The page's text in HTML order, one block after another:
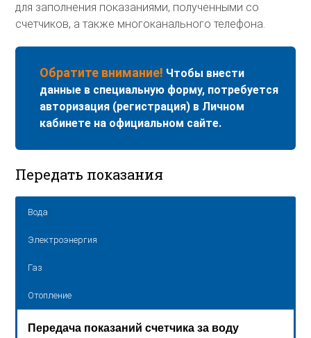
для заполнения показаниями, полученными со
счетчиков, а также многоканального телефона.
Обратите внимание! Чтобы внести
данные в специальную форму, потребуется
авторизация (регистрация) в Личном
кабинете на официальном сайте.
Передать показания
Вода
Электроэнергия
Газ
Отопление
Передача показаний счетчика за воду